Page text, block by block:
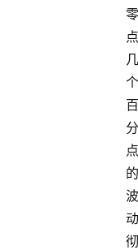
零
点
几
个
百
分
点
的
波
动
彻